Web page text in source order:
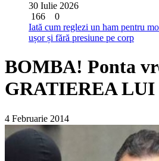
30 Iulie 2026
166
0
Iată cum reglezi un ham pentru
ușor și fără presiune pe corp
BOMBA! Ponta
GRATIEREA
4 Februarie 2014